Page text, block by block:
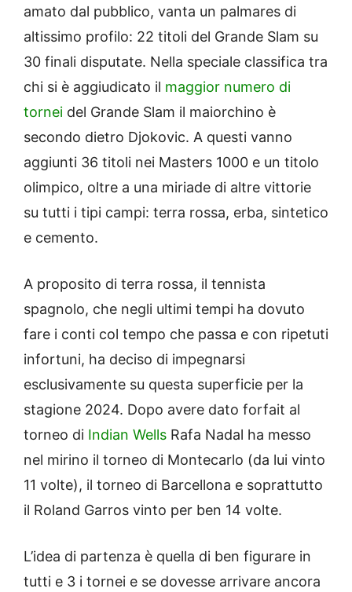
amato dal pubblico, vanta un palmares di
altissimo profilo: 22 titoli del Grande Slam su
30 finali disputate. Nella speciale classifica tra
chi si è aggiudicato il maggior numero di
tornei del Grande Slam il maiorchino è
secondo dietro Djokovic. A questi vanno
aggiunti 36 titoli nei Masters 1000 e un titolo
olimpico, oltre a una miriade di altre vittorie
su tutti i tipi campi: terra rossa, erba, sintetico
e cemento.
A proposito di terra rossa, il tennista
spagnolo, che negli ultimi tempi ha dovuto
fare i conti col tempo che passa e con ripetuti
infortuni, ha deciso di impegnarsi
esclusivamente su questa superficie per la
stagione 2024. Dopo avere dato forfait al
torneo di Indian Wells Rafa Nadal ha messo
nel mirino il torneo di Montecarlo (da lui vinto
11 volte), il torneo di Barcellona e soprattutto
il Roland Garros vinto per ben 14 volte.
L’idea di partenza è quella di ben figurare in
tutti e 3 i tornei e se dovesse arrivare ancora